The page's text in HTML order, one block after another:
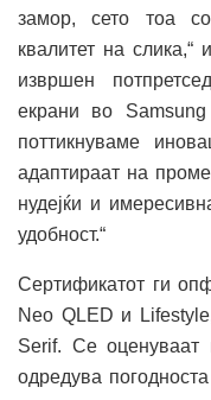
замор, сето тоа
квалитет на слика,“
извршен
екрани во
поттикнуваме
адаптираат на
нудејќи и
удобност.“
Сертификатот ги
Neo QLED и
Serif. Се оценуваат
одредува